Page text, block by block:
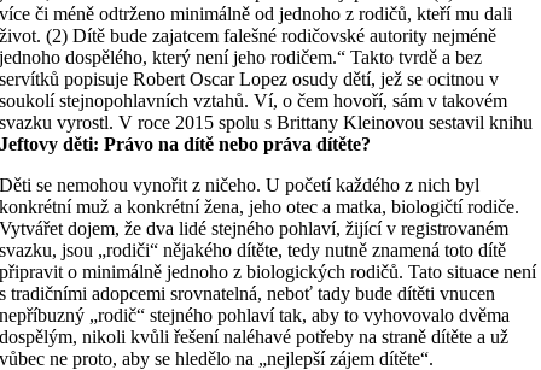
více či méně odtrženo minimálně od jednoho z rodičů, kteří mu dali
život. (2) Dítě bude zajatcem falešné rodičovské autority nejméně
jednoho dospělého, který není jeho rodičem.“ Takto tvrdě a bez
servítků popisuje Robert Oscar Lopez osudy dětí, jež se ocitnou v
soukolí stejnopohlavních vztahů. Ví, o čem hovoří, sám v takovém
svazku vyrostl. V roce 2015 spolu s Brittany Kleinovou sestavil knihu
Jeftovy děti: Právo na dítě nebo práva dítěte?
Děti se nemohou vynořit z ničeho. U početí každého z nich byl
konkrétní muž a konkrétní žena, jeho otec a matka, biologičtí rodiče.
Vytvářet dojem, že dva lidé stejného pohlaví, žijící v registrovaném
svazku, jsou „rodiči“ nějakého dítěte, tedy nutně znamená toto dítě
připravit o minimálně jednoho z biologických rodičů. Tato situace není
s tradičními adopcemi srov­natelná, neboť tady bude dítěti vnucen
nepříbuzný „rodič“ stejného pohlaví tak, aby to vyhovovalo dvěma
dospělým, nikoli kvůli řešení naléhavé potřeby na straně dítěte a už
vůbec ne proto, aby se hledělo na „nejlepší zájem dítěte“.